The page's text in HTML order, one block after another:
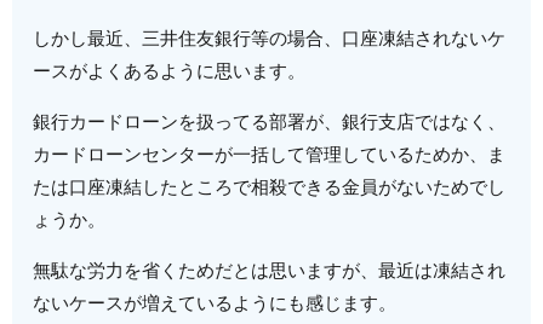
しかし最近、三井住友銀行等の場合、口座凍結されないケ
ースがよくあるように思います。
銀行カードローンを扱ってる部署が、銀行支店ではなく、
カードローンセンターが一括して管理しているためか、ま
たは口座凍結したところで相殺できる金員がないためでし
ょうか。
無駄な労力を省くためだとは思いますが、最近は凍結され
ないケースが増えているようにも感じます。